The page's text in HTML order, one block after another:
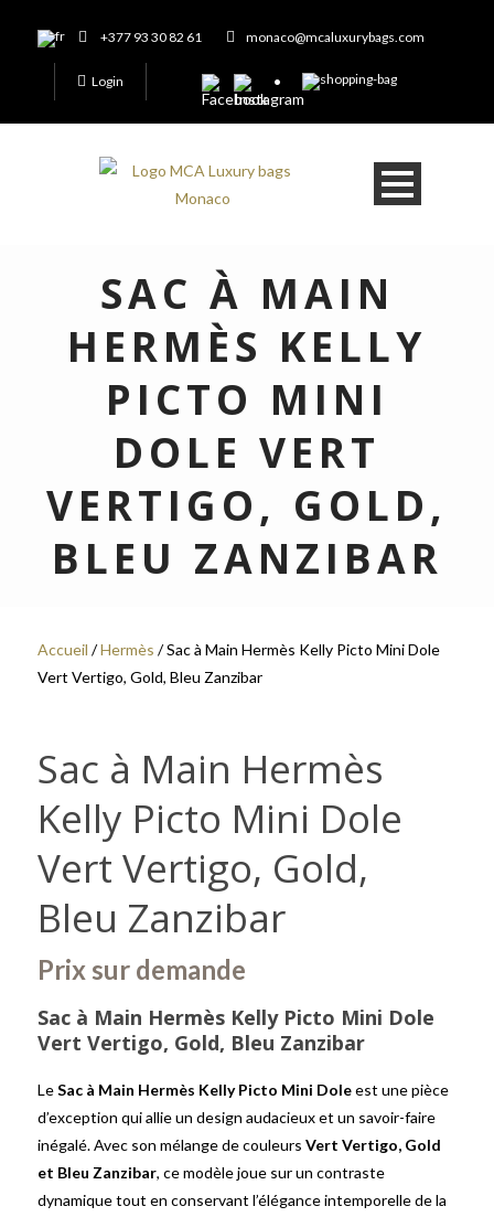
+377 93 30 82 61 monaco@mcaluxurybags.com
Login
SAC À MAIN
HERMÈS KELLY
PICTO MINI
DOLE VERT
VERTIGO, GOLD,
BLEU ZANZIBAR
Accueil /Hermès / Sac à Main Hermès Kelly Picto Mini Dole
Vert Vertigo, Gold, Bleu Zanzibar
Sac à Main Hermès
Kelly Picto Mini Dole
Vert Vertigo, Gold,
Bleu Zanzibar
Prix sur demande
Sac à Main Hermès Kelly Picto Mini Dole
Vert Vertigo, Gold, Bleu Zanzibar
LeSac à Main Hermès Kelly Picto Mini Doleest une pièce
d’exception qui allie un design audacieux et un savoir-faire
inégalé. Avec son mélange de couleurs Vert Vertigo, Gold
et Bleu Zanzibar, ce modèle joue sur un contraste
dynamique tout en conservant l’élégance intemporelle de la